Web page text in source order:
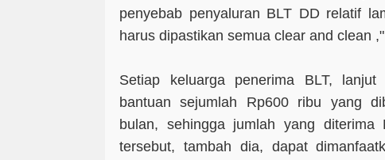
penyebab penyaluran BLT DD relatif
harus dipastikan semua clear and clean
Setiap keluarga penerima BLT, lanjut
bantuan sejumlah Rp600 ribu yang
bulan, sehingga jumlah yang
tersebut, tambah dia, dapat